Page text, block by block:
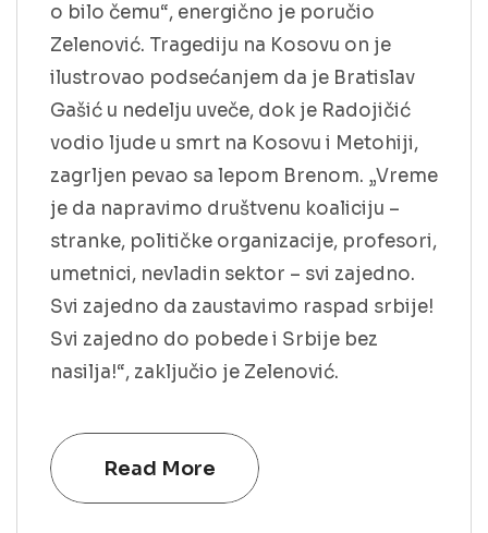
o bilo čemu“, energično je poručio
Zelenović. Tragediju na Kosovu on je
ilustrovao podsećanjem da je Bratislav
Gašić u nedelju uveče, dok je Radojičić
vodio ljude u smrt na Kosovu i Metohiji,
zagrljen pevao sa lepom Brenom. „Vreme
je da napravimo društvenu koaliciju –
stranke, političke organizacije, profesori,
umetnici, nevladin sektor – svi zajedno.
Svi zajedno da zaustavimo raspad srbije!
Svi zajedno do pobede i Srbije bez
nasilja!“, zaključio je Zelenović.
Read More